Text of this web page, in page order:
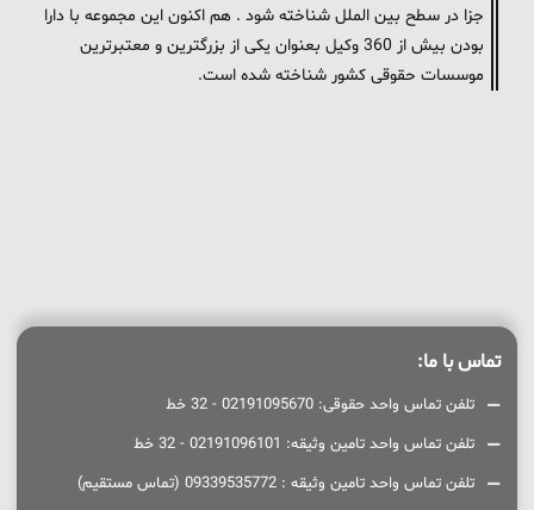
جزا در سطح بین الملل شناخته شود . هم اکنون این مجموعه با دارا
بودن بیش از 360 وکیل بعنوان یکی از بزرگترین و معتبرترین
موسسات حقوقی کشور شناخته شده است.
تماس با ما:
تلفن تماس واحد حقوقی: 02191095670 - 32 خط
تلفن تماس واحد تامین وثیقه: 02191096101 - 32 خط
تلفن تماس واحد تامین وثیقه : 09339535772 (تماس مستقیم)